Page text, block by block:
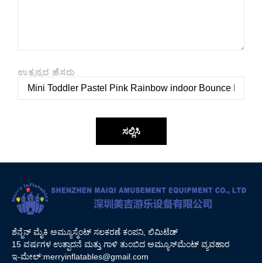
ಉತ್ಪನ್ನದ ಹೆಸರು
ಸಲ್ಲಿಸಿ
ಶೆನ್ಜೆನ್ ಮೈಕಿ ಅಮ್ಯೂಸ್ಮೆಂಟ್ ಸಲಕರಣೆ ಕಂಪನಿ, ಲಿಮಿಟೆಡ್
15 ವರ್ಷಗಳ ಉತ್ಪಾದನೆ ಮತ್ತು ಗಾಳಿ ತುಂಬಿದ ಅಮ್ಯೂಸ್‌ಮೆಂಟ್ ವ್ಯವಹಾರ
ಇ-ಮೇಲ್:merryinflatables@gmail.com